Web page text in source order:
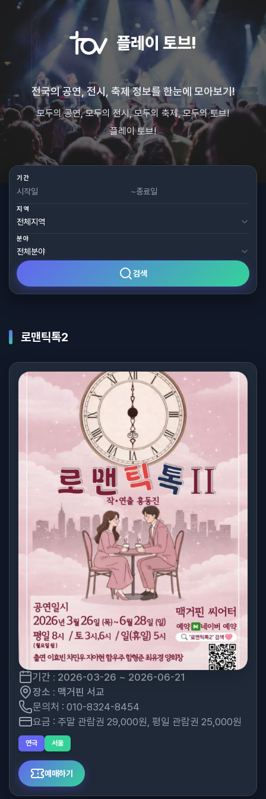
플레이 토브!
전국의 공연, 전시, 축제 정보를 한눈에 모아보기!
모두의 공연, 모두의 전시, 모두의 축제, 모두의 토브!
플레이 토브!
기간
~
지역
분야
검색
로맨틱톡2
기간 : 2026-03-26 ~ 2026-06-21
장소 : 맥거핀 서교
문의처 : 010-8324-8454
요금 : 주말 관람권 29,000원, 평일 관람권 25,000원
연극 서울
예매하기